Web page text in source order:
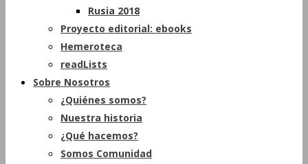
Rusia 2018
Proyecto editorial: ebooks
Hemeroteca
readLists
Sobre Nosotros
¿Quiénes somos?
Nuestra historia
¿Qué hacemos?
Somos Comunidad